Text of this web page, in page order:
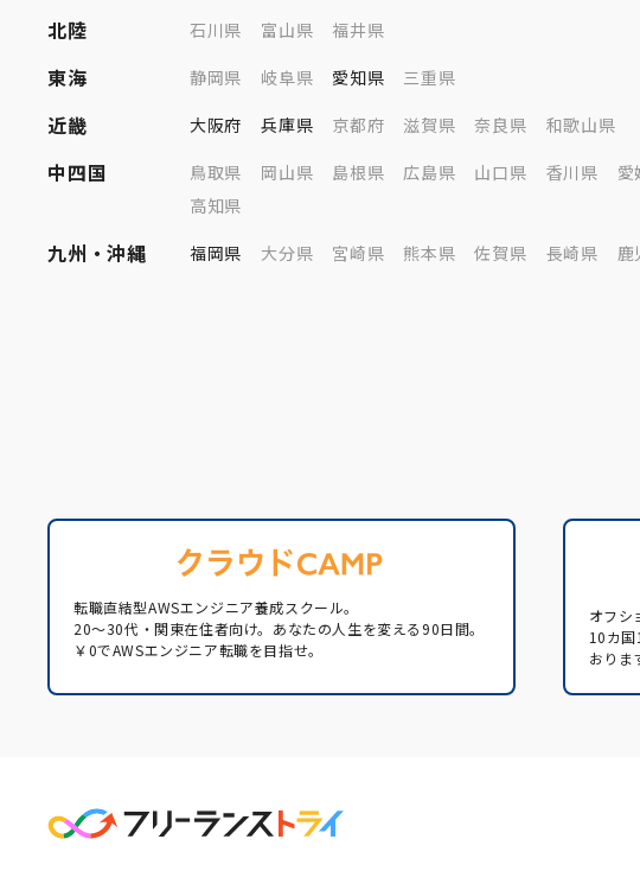
北陸 石川県 富山県 福井県
東海 静岡県 岐阜県 愛知県 三重県
近畿 大阪府 兵庫県 京都府 滋賀県 奈良県 和歌山県
中四国 鳥取県 岡山県 島根県 広島県 山口県 香川県 愛
高知県
九州・沖縄 福岡県 大分県 宮崎県 熊本県 佐賀県 長崎県 鹿
転職直結型AWSエンジニア養成スクール。
20〜30代・関東在住者向け。あなたの人生を変える90日間。
￥0でAWSエンジニア転職を目指せ。
オフシ
10カ
おりま